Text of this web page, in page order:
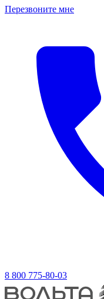
Перезвоните мне
8 800 775-80-03